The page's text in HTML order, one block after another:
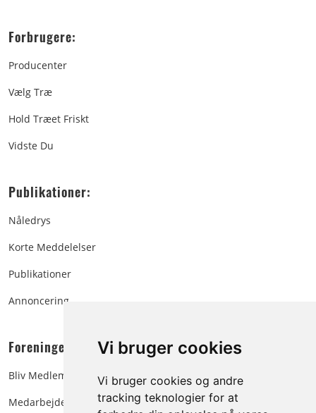
Vi bruger cookies
Vi bruger cookies og andre
tracking teknologier for at
Forbrugere:
Producenter
Vælg Træ
Hold Træet Friskt
Vidste Du
Publikationer:
Nåledrys
Korte Meddelelser
Publikationer
Annoncering
Foreningen:
Bliv Medlem
Medarbejdere